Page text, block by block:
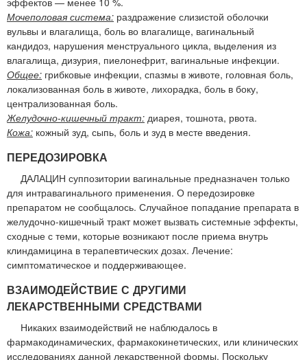
Мочеполовая система: раздражение слизистой оболочки
вульвы и влагалища, боль во влагалище, вагинальный
кандидоз, нарушения менструального цикла, выделения из
влагалища, дизурия, пиелонефрит, вагинальные инфекции.
Общее: грибковые инфекции, спазмы в животе, головная боль,
локализованная боль в животе, лихорадка, боль в боку,
централизованная боль.
Желудочно-кишечный тракт: диарея, тошнота, рвота.
Кожа: кожный зуд, сыпь, боль и зуд в месте введения.
ПЕРЕДОЗИРОВКА
ДАЛАЦИН суппозитории вагинальные предназначен только
для интравагинального применения. О передозировке
препаратом не сообщалось. Случайное попадание препарата в
желудочно-кишечный тракт может вызвать системные эффекты,
сходные с теми, которые возникают после приема внутрь
клиндамицина в терапевтических дозах. Лечение:
симптоматическое и поддерживающее.
ВЗАИМОДЕЙСТВИЕ С ДРУГИМИ
ЛЕКАРСТВЕННЫМИ СРЕДСТВАМИ
Никаких взаимодействий не наблюдалось в
фармакодинамических, фармакокинетических, или клинических
исследованиях данной лекарственной формы. Поскольку